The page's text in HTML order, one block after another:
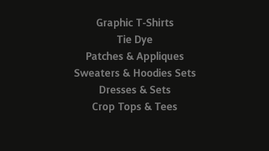
Graphic T-Shirts
Tie Dye
Patches & Appliques
Sweaters & Hoodies Sets
Dresses & Sets
Crop Tops & Tees